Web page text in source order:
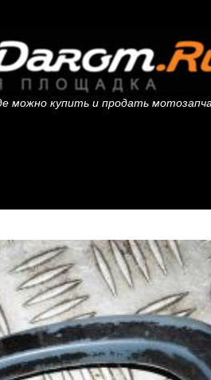
можно купить и продать